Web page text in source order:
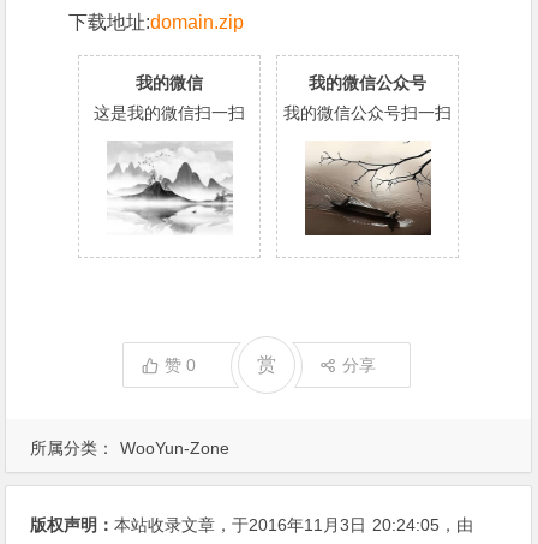
所属分类： WooYun-Zone
下载地址:domain.zip
我的微信
这是我的微信扫一扫
我的微信公众号
我的微信公众号扫一扫
赞0 赏 分享
版权声明：本站收录文章，于2016年11月3日 20:24:05 ，由